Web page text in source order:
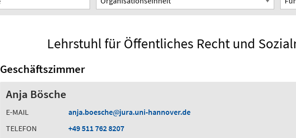
Lehrstuhl für Öffentliches Recht und
Geschäftszimmer
Anja Bösche
E-MAIL anja.boesche
jura.uni-hannover.de
TELEFON
+49 511 762 8207